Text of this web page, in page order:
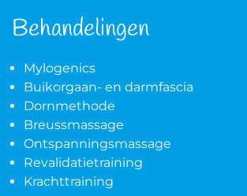
Behandelingen
Mylogenics
Buikorgaan- en darmfascia
Dornmethode
Breussmassage
Ontspanningsmassage
Revalidatietraining
Krachttraining